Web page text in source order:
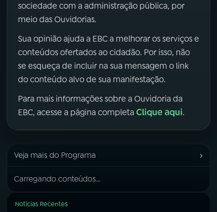
sociedade com a administração pública, por
meio das Ouvidorias.
Sua opinião ajuda a EBC a melhorar os serviços e
conteúdos ofertados ao cidadão. Por isso, não
se esqueça de incluir na sua mensagem o link
do conteúdo alvo de sua manifestação.
Para mais informações sobre a Ouvidoria da
EBC, acesse a página completa Clique aqui.
Veja mais do Programa ›
Carregando conteúdos...
Notícias Recentes